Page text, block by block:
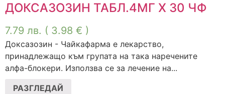
ДОКСАЗОЗИН ТАБЛ.4МГ Х 30 ЧФ
7.79 лв. ( 3.98 € )
Доксазозин - Чайкафарма е лекарство,
принадлежащо към групата на така наречените
алфа-блокери. Използва се за лечение на...
РАЗГЛЕДАЙ